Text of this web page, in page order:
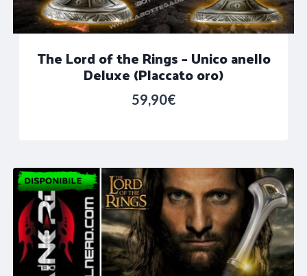
The Lord of the Rings – Unico anello
Deluxe (Placcato oro)
59,90€